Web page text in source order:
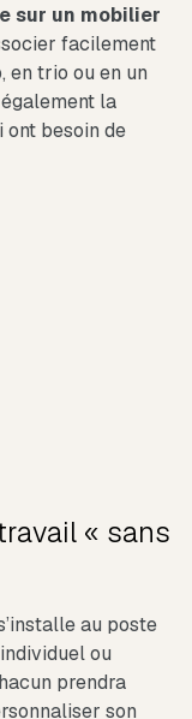
sur un mobilier
facilement
en trio ou en un
la
ont besoin de
« sans
au poste
ou
prendra
son